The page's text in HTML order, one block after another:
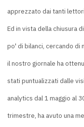
apprezzato dai tanti
Ed in vista della chiusura
po' di bilanci, cercando di
il nostro giornale ha
stati puntualizzati dalle
analytics dal 1 maggio al
trimestre, ha avuto una